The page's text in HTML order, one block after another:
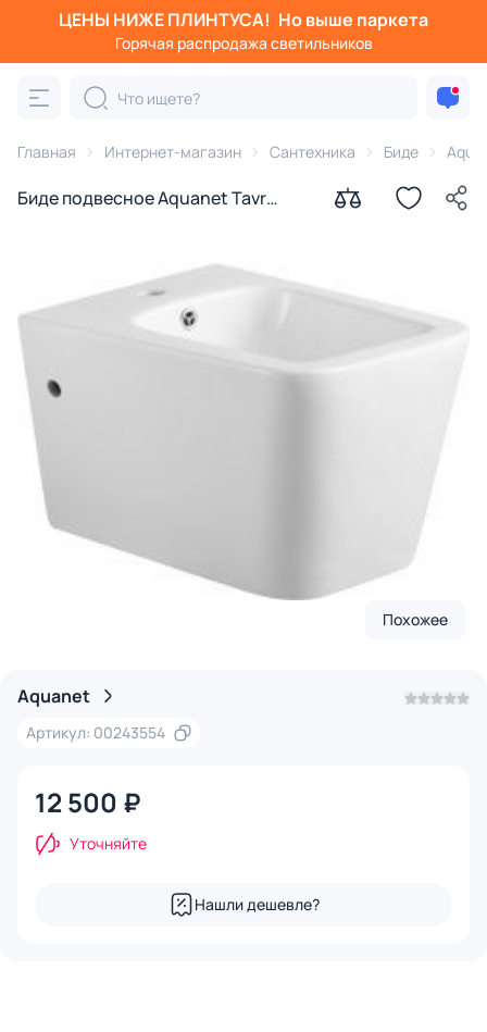
ЦЕНЫ НИЖЕ ПЛИНТУСА! Но выше паркета
Горячая распродажа светильников
Главная Интернет-магазин Сантехника Биде
Биде подвесное Aquanet Tavr
Похожее
Aquanet
Артикул: 00243554
12 500 ₽
Уточняйте
Нашли дешевле?